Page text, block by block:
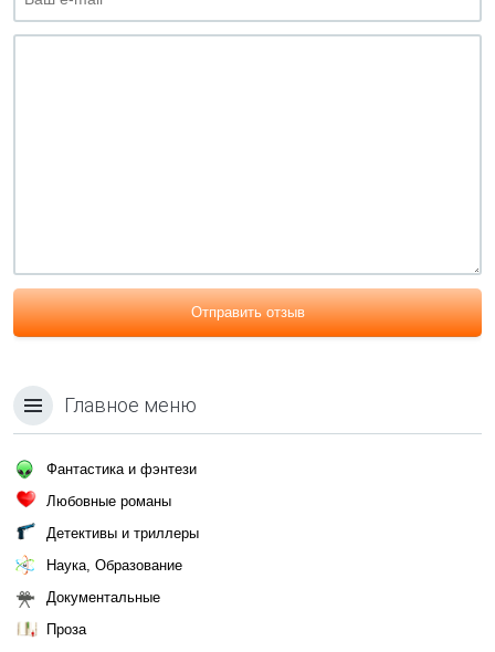
Отправить отзыв
Главное меню
Фантастика и фэнтези
Любовные романы
Детективы и триллеры
Наука, Образование
Документальные
Проза